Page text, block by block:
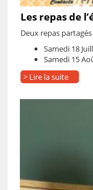
Les repas de
Deux repas
Samedi 18
Samedi 15
> Lire la suite